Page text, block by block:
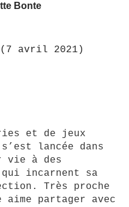
Bonte
avril 2021)
et de jeux
lancée dans
vie à des
qui incarnent sa
Très proche
partager avec